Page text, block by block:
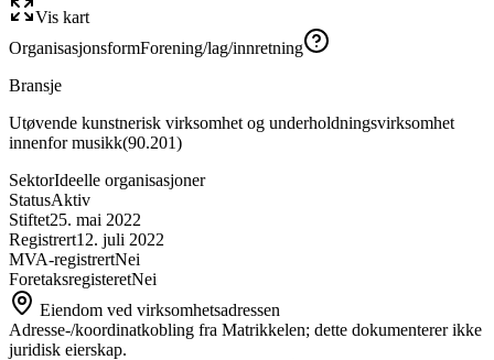
Vis kart
OrganisasjonsformForening/lag/innretning
Bransje
Utøvende kunstnerisk virksomhet og underholdningsvirksomhet
innenfor musikk(90.201)
SektorIdeelle organisasjoner
StatusAktiv
Stiftet25. mai 2022
Registrert12. juli 2022
MVA-registrertNei
ForetaksregisteretNei
Eiendom ved virksomhetsadressen
Adresse-/koordinatkobling fra Matrikkelen; dette dokumenterer ikke
juridisk eierskap.